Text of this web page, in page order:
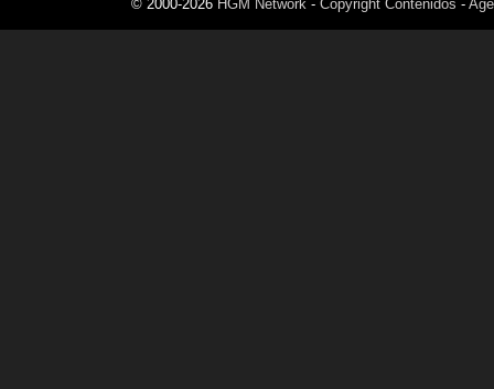
© 2000-2026 HGM Network- Copyright Contenidos -